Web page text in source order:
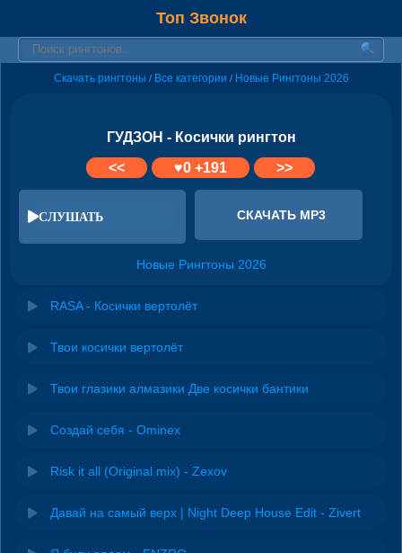
Топ Звонок
Скачать рингтоны / Все категории / Новые Рингтоны 2026
ГУДЗОН - Косички рингтон
<<
♥0+191 >>
СЛУШАТЬ СКАЧАТЬ MP3
Новые Рингтоны 2026
RASA - Косички вертолёт
Твои косички вертолёт
Твои глазики алмазики Две косички бантики
Создай себя - Ominex
Risk it all (Original mix) - Zexov
Давай на самый верх | Night Deep House Edit - Zivert